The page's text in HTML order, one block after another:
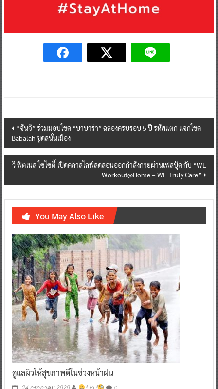
Post
navigation
“จันจิ” ร่วมมอบโชค “บาบาร่า” ฉลองครบรอบ 5 ปี รหัสแตก แจกโชค
Babalah ขูดสนั่นเมือง
วี ฟิตเนส โซไซตี้ เปิดคลาสไลฟ์สดสอนออกกำลังกายผ่านเฟสบุ๊ค กับ “WE
Workout@Home – WE Truly Care”
You May Also Like
ดูแลผิวให้สุขภาพดีในช่วงหน้าฝน
0